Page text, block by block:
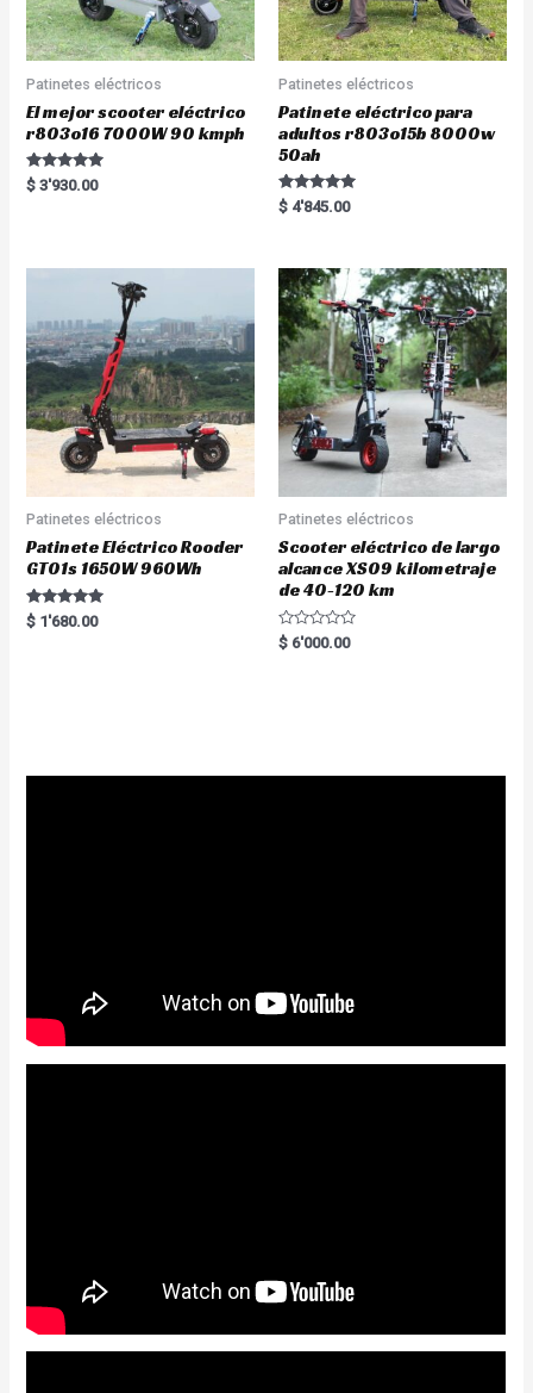
Patinetes eléctricos
El mejor scooter eléctrico
r803o16 7000W 90 kmph
Rated
5.00
$ 3'930.00
Patinetes eléctricos
Patinete eléctrico para
adultos r803o15b 8000w
50ah
Rated
5.00
$ 4'845.00
Patinetes eléctricos
Patinete Eléctrico Rooder
GT01s 1650W 960Wh
Rated
5.00
$ 1'680.00
Patinetes eléctricos
Scooter eléctrico de largo
alcance XS09 kilometraje
de 40-120 km
R
a
$ 6'000.00